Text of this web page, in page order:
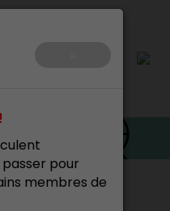
pour
membres de